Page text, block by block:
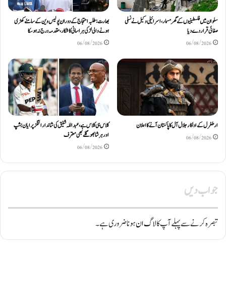
سلوان میں فلسطینیوں کے گھر مسمار، اسرائیلی وکیل نے نسلی
صفائی قرار دے دیا
06/08/2026
بھارت: طلبہ احتجاج کے دوران پولیس وین کے سامنے کھڑی
ہونے والی لڑکی ہراسانی کا شکار، مقدمہ درج نہ ہوسکا
06/08/2026
ارطغرل کے اداکار جلال آل کا پاکستان آنے کا اعلان
06/08/2026
کلاس ہی کلاس ہے، عبد اللّٰہ شفیق کی شاندار اننگز پر ایان بشپ
اور ہرشا بھوگلے بھی معترف
06/08/2026
جواب دیں
تبصرہ کرنے سے پہلے آپ کالاگ انہونا ضروری ہے۔